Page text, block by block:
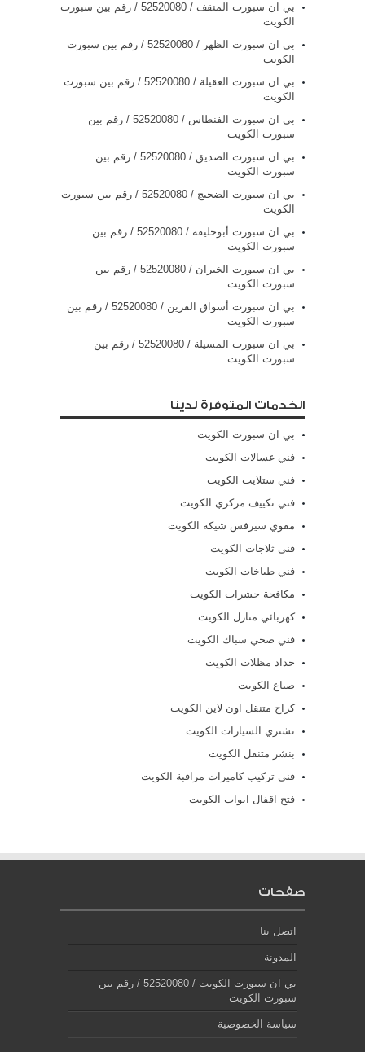
بي ان سبورت المنقف / 52520080 / رقم بين سبورت
الكويت
بي ان سبورت الظهر / 52520080 / رقم بين سبورت
الكويت
بي ان سبورت العقيلة / 52520080 / رقم بين سبورت
الكويت
بي ان سبورت الفنطاس / 52520080 / رقم بين
سبورت الكويت
بي ان سبورت الصديق / 52520080 / رقم بين
سبورت الكويت
بي ان سبورت الضجيج / 52520080 / رقم بين سبورت
الكويت
بي ان سبورت أبوحليفة / 52520080 / رقم بين
سبورت الكويت
بي ان سبورت الخيران / 52520080 / رقم بين
سبورت الكويت
بي ان سبورت أسواق القرين / 52520080 / رقم بين
سبورت الكويت
بي ان سبورت المسيلة / 52520080 / رقم بين
سبورت الكويت
الخدمات المتوفرة لدينا
بي ان سبورت الكويت
فني غسالات الكويت
فني ستلايت الكويت
فني تكييف مركزي الكويت
مقوي سيرفس شيكة الكويت
فني ثلاجات الكويت
فني طباخات الكويت
مكافحة حشرات الكويت
كهربائي منازل الكويت
فني صحي سباك الكويت
حداد مظلات الكويت
صباغ الكويت
كراج متنقل اون لاين الكويت
نشتري السيارات الكويت
بنشر متنقل الكويت
فني تركيب كاميرات مراقبة الكويت
فتح اقفال ابواب الكويت
صفحات
اتصل بنا
المدونة
بي ان سبورت الكويت / 52520080 / رقم بين
سبورت الكويت
سياسة الخصوصية